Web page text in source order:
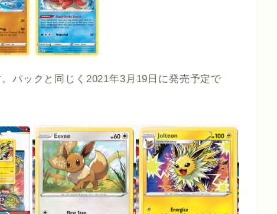
パックと同じく2021年3月19日に発売予定で